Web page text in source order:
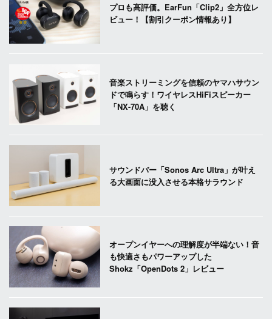
プロも高評価。EarFun「Clip2」全方位レ
ビュー！【割引クーポン情報あり】
音楽ストリーミングを信頼のヤマハサウン
ドで鳴らす！ワイヤレスHiFiスピーカー
「NX-70A」を聴く
サウンドバー「Sonos Arc Ultra」が叶え
る大画面に没入させる本格サラウンド
オープンイヤーへの理解度が半端ない！音
も快適さもパワーアップした
Shokz「OpenDots 2」レビュー